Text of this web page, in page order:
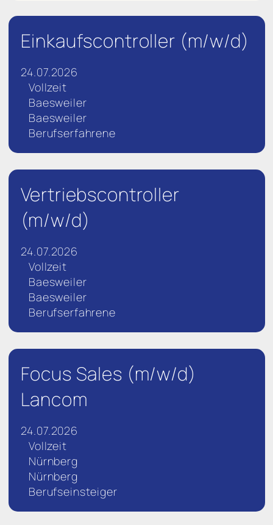
Einkaufscontroller (m/w/d)
24.07.2026
Vollzeit
Baesweiler
Baesweiler
Berufserfahrene
Vertriebscontroller
(m/w/d)
24.07.2026
Vollzeit
Baesweiler
Baesweiler
Berufserfahrene
Focus Sales (m/w/d)
Lancom
24.07.2026
Vollzeit
Nürnberg
Nürnberg
Berufseinsteiger